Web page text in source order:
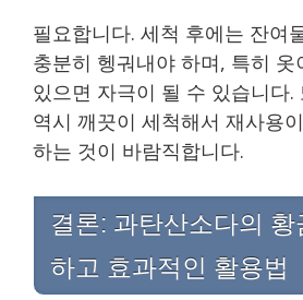
필요합니다. 세척 후에는 잔여
충분히 헹궈내야 하며, 특히
있으면 자극이 될 수 있습니다.
역시 깨끗이 세척해서 재사용
하는 것이 바람직합니다.
결론: 과탄산소다의 황
하고 효과적인 활용법